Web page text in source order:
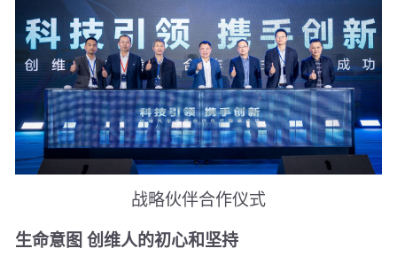
战略伙伴合作仪式
生命意图 创维人的初心和坚持